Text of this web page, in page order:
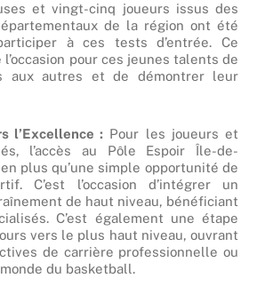
et vingt-cinq joueurs issus des
de la région ont été
à ces tests d’entrée. Ce
pour ces jeunes talents de
aux autres et de démontrer leur
l’Excellence : Pour les joueurs et
l’accès au Pôle Espoir Île-de-
plus qu’une simple opportunité de
C’est l’occasion d’intégrer un
de haut niveau, bénéficiant
C’est également une étape
vers le plus haut niveau, ouvrant
de carrière professionnelle ou
du basketball.